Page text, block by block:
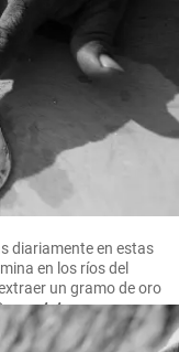
diariamente en estas
en los ríos del
un gramo de oro
4.4 gramos.